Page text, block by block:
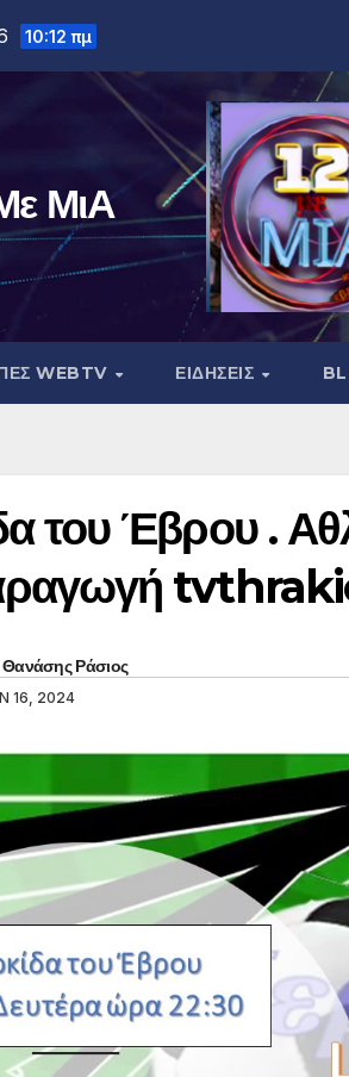
10:12 πμ
ΜιΑ
WEBTV ΕΙΔΗΣΕΙΣ
του Έβρου .
Θανάσης Ράσιος
16, 2024